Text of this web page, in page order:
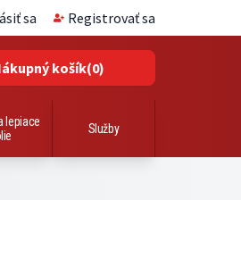
sa Registrovať sa
košík(0)
lepiace
Služby